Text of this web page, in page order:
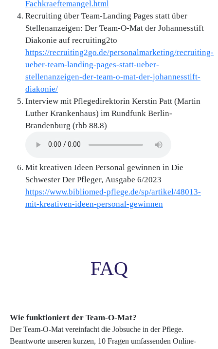
Fachkraeftemangel.html
Recruiting über Team-Landing Pages statt über
Stellenanzeigen: Der Team-O-Mat der Johannesstift
Diakonie auf recruiting2to
https://recruiting2go.de/personalmarketing/recruiting-
ueber-team-landing-pages-statt-ueber-
stellenanzeigen-der-team-o-mat-der-johannesstift-
diakonie/
Interview mit Pflegedirektorin Kerstin Patt (Martin
Luther Krankenhaus) im Rundfunk Berlin-
Brandenburg (rbb 88.8)
Mit kreativen Ideen Personal gewinnen in Die
Schwester Der Pfleger, Ausgabe 6/2023
https://www.bibliomed-pflege.de/sp/artikel/48013-
mit-kreativen-ideen-personal-gewinnen
FAQ
Wie funktioniert der Team-O-Mat?
Der Team-O-Mat vereinfacht die Jobsuche in der Pflege.
Beantworte unseren kurzen, 10 Fragen umfassenden Online-